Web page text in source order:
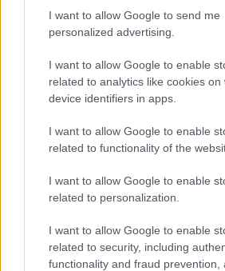
I want to allow Google to send me
personalized advertising.
I want to allow Google to enable
related to analytics like cookies on
device identifiers in apps.
I want to allow Google to enable
related to functionality of the
I want to allow Google to enable
related to personalization.
I want to allow Google to enable
related to security, including
functionality and fraud prevention,
Opozorilo: Po 297. členu
posameznik kazensko odgovoren za
sovraštva, nasilja ali nestrpnosti.
rasističnimi, diskriminatornimi ali
odstranjeni. Pravila komentiranja →
Failed to fetch
Ravne na Koroškem